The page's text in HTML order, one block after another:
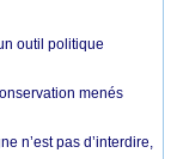
outil politique
menés
n’est pas d’interdire,